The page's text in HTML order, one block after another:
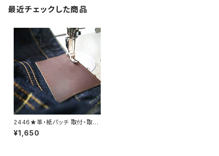
最近チェックした商品
2446★革・紙パッチ 取付・取り
外し料金
¥1,650